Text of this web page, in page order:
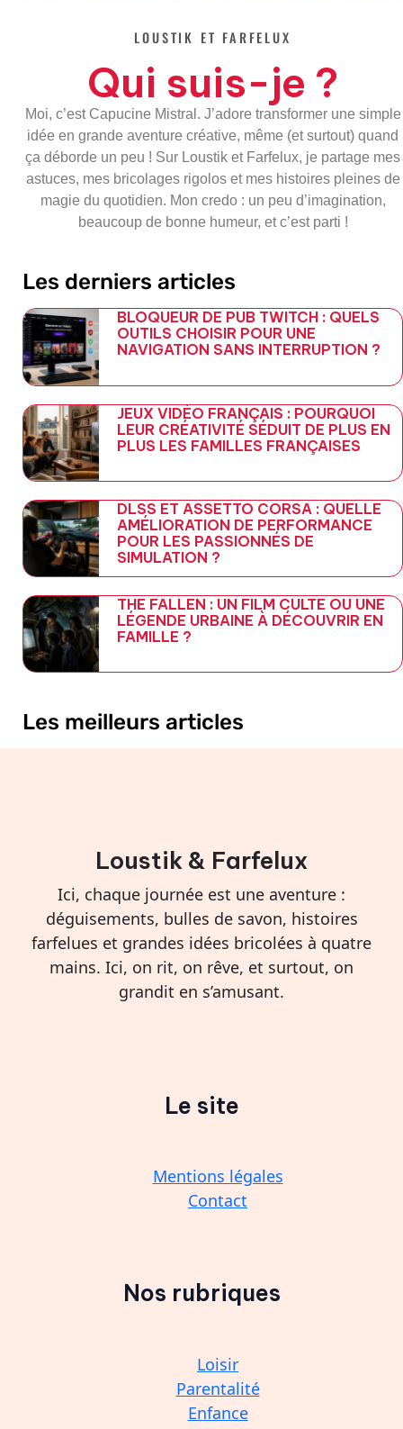
k p
s
-
LOUSTIK ET FARFELUX
Qui suis-je ?
Moi, c’est Capucine Mistral. J’adore transformer une simple
idée en grande aventure créative, même (et surtout) quand
ça déborde un peu ! Sur Loustik et Farfelux, je partage mes
astuces, mes bricolages rigolos et mes histoires pleines de
magie du quotidien. Mon credo : un peu d’imagination,
beaucoup de bonne humeur, et c’est parti !
Les derniers articles
BLOQUEUR DE PUB TWITCH : QUELS
OUTILS CHOISIR POUR UNE
NAVIGATION SANS INTERRUPTION ?
JEUX VIDÉO FRANÇAIS : POURQUOI
LEUR CRÉATIVITÉ SÉDUIT DE PLUS EN
PLUS LES FAMILLES FRANÇAISES
DLSS ET ASSETTO CORSA : QUELLE
AMÉLIORATION DE PERFORMANCE
POUR LES PASSIONNÉS DE
SIMULATION ?
THE FALLEN : UN FILM CULTE OU UNE
LÉGENDE URBAINE À DÉCOUVRIR EN
FAMILLE ?
Les meilleurs articles
Loustik & Farfelux
Ici, chaque journée est une aventure :
déguisements, bulles de savon, histoires
farfelues et grandes idées bricolées à quatre
mains. Ici, on rit, on rêve, et surtout, on
grandit en s’amusant.
Le site
Mentions légales
Contact
Nos rubriques
Loisir
Parentalité
Enfance